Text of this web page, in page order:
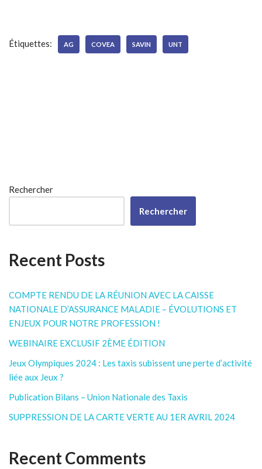
Étiquettes: AG COVEA SAVIN UNT
Rechercher
Rechercher
Recent Posts
COMPTE RENDU DE LA RÉUNION AVEC LA CAISSE
NATIONALE D’ASSURANCE MALADIE – ÉVOLUTIONS ET
ENJEUX POUR NOTRE PROFESSION !
WEBINAIRE EXCLUSIF 2ÈME ÉDITION
Jeux Olympiques 2024 : Les taxis subissent une perte d’activité
liée aux Jeux ?
Publication Bilans – Union Nationale des Taxis
SUPPRESSION DE LA CARTE VERTE AU 1ER AVRIL 2024
Recent Comments